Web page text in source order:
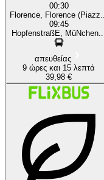
00:30
Florence, Florence (Piazz...
09:45
HopfenstraßE, MüNchen...
απευθείας
9 ώρες και 15 λεπτά
39,98 €